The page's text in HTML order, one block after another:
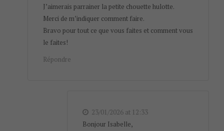
J’aimerais parrainer la petite chouette hulotte.
Merci de m’indiquer comment faire.
Bravo pour tout ce que vous faites et comment vous
le faites!
Répondre
23/01/2026 at 12:33
Bonjour Isabelle,